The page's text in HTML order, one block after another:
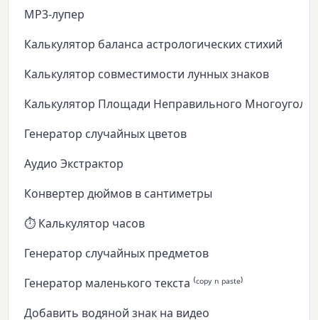
MP3-лупер
Калькулятор баланса астрологических стихий
Калькулятор совместимости лунных знаков
Калькулятор Площади Неправильного
Генератор случайных цветов
Аудио Экстрактор
Конвертер дюймов в сантиметры
⏱️ Калькулятор часов
Генератор случайных предметов
Генератор маленького текста ⁽ᶜᵒᵖʸ ⁿ ᵖᵃˢᵗᵉ⁾
Добавить водяной знак на видео